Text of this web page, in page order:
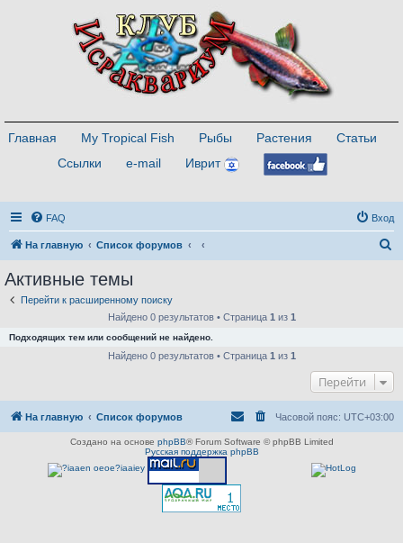
Главная My Tropical Fish Рыбы Растения
Статьи
Ссылки
e-mail Иврит
FAQ Вход
На главную Список форумов
Активные темы
Перейти к расширенному поиску
Найдено 0 результатов • Страница 1 из 1
Подходящих тем или сообщений не найдено.
Найдено 0 результатов • Страница 1 из 1
Перейти
На главную Список форумов Часовой пояс: UTC+03:00
Создано на основе phpBB® Forum Software © phpBB Limited
Русская поддержка phpBB